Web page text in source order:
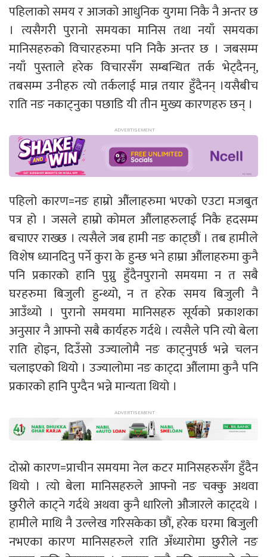
पहिलाको समय र आजको आधुनिक युगमा निकै नै अन्तर छ
। त्यसैगरी पुरानो समयका मानिस तथा नयाँ समयका
मानिसहरुको विचारहरुमा पनि निकै अन्तर छ । जबसम्म
नयाँ पुस्ताले हरेक विचारसँग सम्बन्धित तर्क भेट्दैनन्,
तबसम्म उनीहरु त्यो तर्कलाई मान्न तयार हुँदैनन् ।यसैबीच
राति नङ नकाट्नुका पछाडि यी तीन मुख्य कारणहरु छन् ।
पहिलो कारण=नङ हाम्रो औंलाहरुमा भएको एउटा मजबुत
पत्र हो । जसले हाम्रो कोमल औंलाहरुलाई निकै हदसम्म
बचाएर राख्छ । त्यसैले जब हामी नङ काट्छौं । तब हामीले
विशेष ध्यानदिनु पर्ने कुरा के हुन्छ भने हाम्रा औंलाहरुमा कुनै
पनि प्रकारको हानि पुग्नु हुँदैनपुरानो समयमा न त सबै
घरहरुमा बिजुली हुन्थ्यो, न त हरेक समय बिजुली नै
आउँथ्यो । पुरानो समयमा मानिसहरु सूर्यको प्रकाशका
अनुसार नै आफ्नो सबै कार्यहरु गर्दथे । त्यसैले पनि त्यो बेला
राति होइन, दिउँसो उज्यालोमै नङ काट्नुपर्छ भन्ने चलन
चलाइएको थियो । उज्यालोमा नङ काट्दा औंलामा कुनै पनि
प्रकारको हानि पुग्दैन भन्ने मान्यता थियो ।
दोस्रो कारण=प्राचीन समयमा नेल कटर मानिसहरुसँग हुँदैन
थियो । त्यो बेला मानिसहरुले आफ्नो नङ चक्कु अथवा
छुरीले काट्ने गर्दथे अथवा कुनै धारिलो औजारले काट्दथे ।
हामीले माथि नै उल्लेख गरिसकेका छौं, हरेक घरमा बिजुली
नभएका कारण मानिसहरुले राति अँध्यारोमा छुरीले नङ